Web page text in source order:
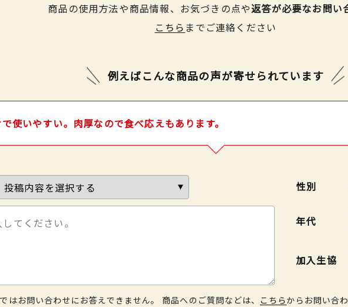
商品の使用方法や商品情報、お気づきの点や返答が必要なお問い
こちら までご連絡ください
例えばこんな商品の声が寄せられています
使いやすい。肉厚なので食べ応えもあります。
性別
年代
加入生協
はお問い合わせにお答えできません。 商品へのご質問などは、 こちらからお問い合